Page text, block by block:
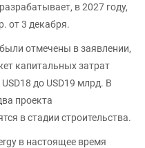
в 2027 году,
от 3 декабря.
отмечены в заявлении,
капитальных затрат
до USD19 млрд. В
проекта
в стадии строительства.
в настоящее время